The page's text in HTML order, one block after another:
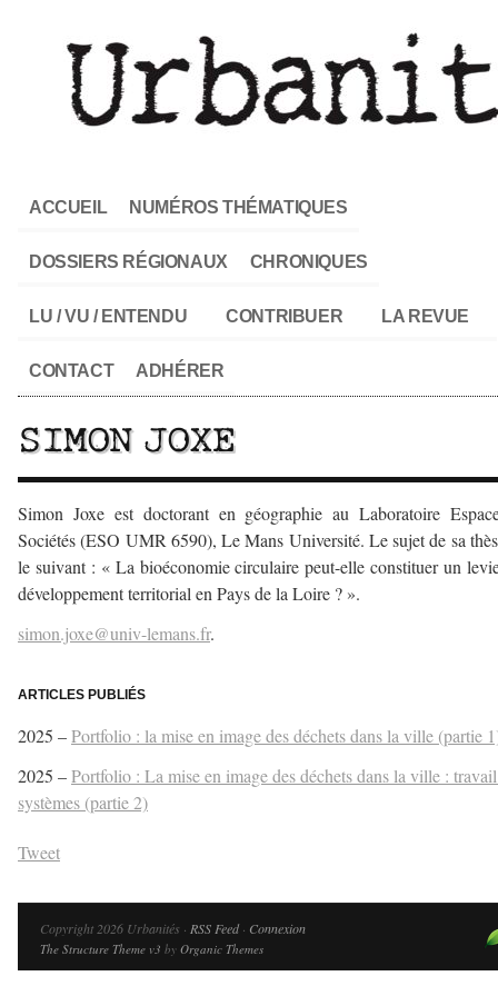
ACCUEIL NUMÉROS THÉMATIQUES
DOSSIERS RÉGIONAUX CHRONIQUES
LU / VU / ENTENDU CONTRIBUER LA REVUE
CONTACT ADHÉRER
SIMON JOXE
Simon Joxe est doctorant en géographie au Laboratoire
Sociétés (ESO UMR 6590), Le Mans Université. Le sujet de sa
le suivant : « La bioéconomie circulaire peut-elle constituer un
développement territorial en Pays de la Loire ? ».
simon.joxe@univ-lemans.fr.
ARTICLES PUBLIÉS
2025 –Portfolio : la mise en image des déchets dans la ville (partie
2025 –Portfolio : La mise en image des déchets dans la ville :
systèmes (partie 2)
Tweet
Copyright 2026 Urbanités · RSS Feed· Connexion
The Structure Theme v3 by Organic Themes